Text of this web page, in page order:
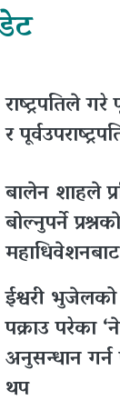
राष्ट्रपतिले गरे
र
बालेन शाहले
बोल्नुपर्ने
ईश्वरी
पक्राउ परेका
अनुसन्धान
थप